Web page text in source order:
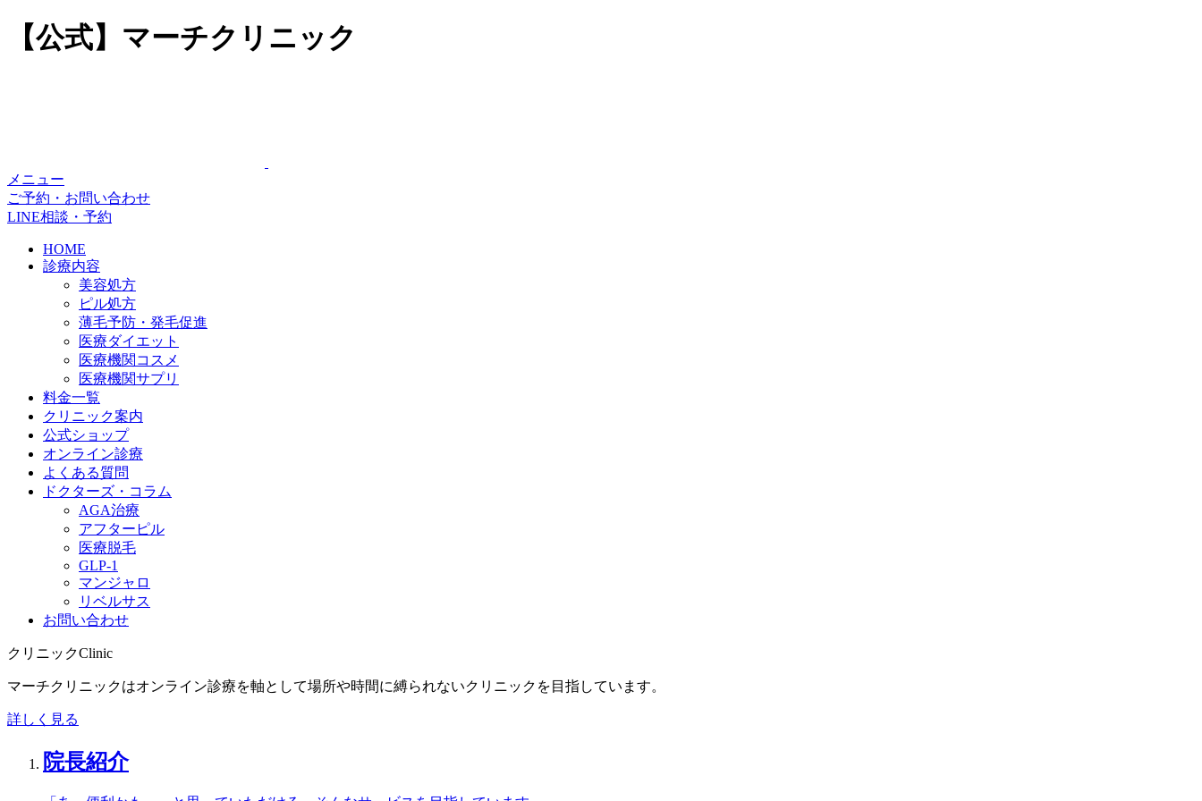
【公式】マーチクリニック
メニュー
ご予約・お問い合わせ
LINE相談・予約
HOME
診療内容
美容処方
ピル処方
薄毛予防・発毛促進
医療ダイエット
医療機関コスメ
医療機関サプリ
料金一覧
クリニック案内
公式ショップ
オンライン診療
よくある質問
ドクターズ・コラム
AGA治療
アフターピル
医療脱毛
GLP-1
マンジャロ
リベルサス
お問い合わせ
クリニックClinic
マーチクリニックはオンライン診療を軸として場所や時間に縛られないクリニックを目指しています。
詳しく見る
院長紹介